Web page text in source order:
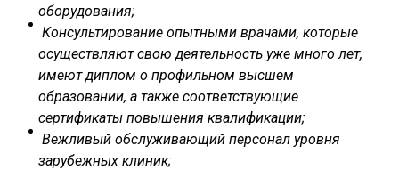
оборудования;
Консультирование опытными врачами, которые
осуществляют свою деятельность уже много лет,
имеют диплом о профильном высшем
образовании, а также соответствующие
сертификаты повышения квалификации;
Вежливый обслуживающий персонал уровня
зарубежных клиник;